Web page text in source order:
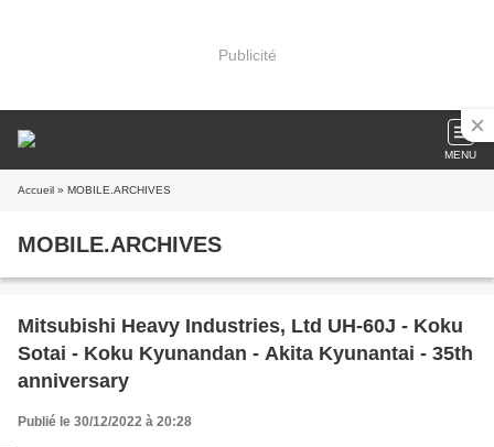
Publicité
MENU
Accueil » MOBILE.ARCHIVES
MOBILE.ARCHIVES
Mitsubishi Heavy Industries, Ltd UH-60J - Koku
Sotai - Koku Kyunandan - Akita Kyunantai - 35th
anniversary
Publié le 30/12/2022 à 20:28